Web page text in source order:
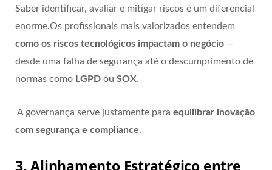
Saber identificar, avaliar e mitigar riscos é um diferencial
enorme.Os profissionais mais valorizados entendem
como os riscos tecnológicos impactam o negócio —
desde uma falha de segurança até o descumprimento de
normas como LGPD ou SOX.
A governança serve justamente para equilibrar inovação
com segurança e compliance.
3. Alinhamento Estratégico entre